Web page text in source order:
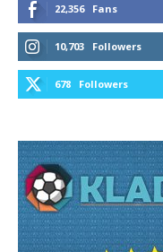
22,356 Fans
10,703 Followers
678 Followers